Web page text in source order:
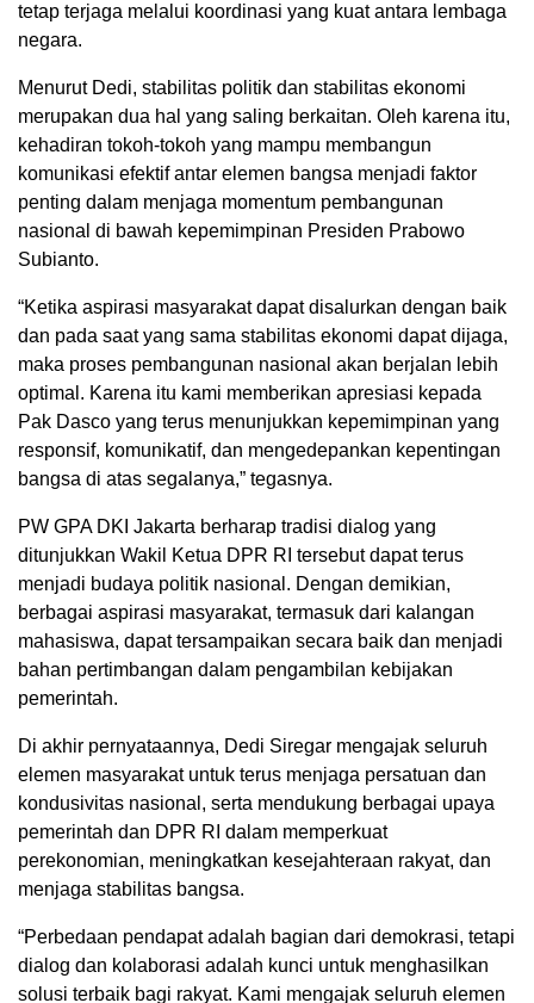
tetap terjaga melalui koordinasi yang kuat antara lembaga
negara.
Menurut Dedi, stabilitas politik dan stabilitas ekonomi
merupakan dua hal yang saling berkaitan. Oleh karena itu,
kehadiran tokoh-tokoh yang mampu membangun
komunikasi efektif antar elemen bangsa menjadi faktor
penting dalam menjaga momentum pembangunan
nasional di bawah kepemimpinan Presiden Prabowo
Subianto.
“Ketika aspirasi masyarakat dapat disalurkan dengan baik
dan pada saat yang sama stabilitas ekonomi dapat dijaga,
maka proses pembangunan nasional akan berjalan lebih
optimal. Karena itu kami memberikan apresiasi kepada
Pak Dasco yang terus menunjukkan kepemimpinan yang
responsif, komunikatif, dan mengedepankan kepentingan
bangsa di atas segalanya,” tegasnya.
PW GPA DKI Jakarta berharap tradisi dialog yang
ditunjukkan Wakil Ketua DPR RI tersebut dapat terus
menjadi budaya politik nasional. Dengan demikian,
berbagai aspirasi masyarakat, termasuk dari kalangan
mahasiswa, dapat tersampaikan secara baik dan menjadi
bahan pertimbangan dalam pengambilan kebijakan
pemerintah.
Di akhir pernyataannya, Dedi Siregar mengajak seluruh
elemen masyarakat untuk terus menjaga persatuan dan
kondusivitas nasional, serta mendukung berbagai upaya
pemerintah dan DPR RI dalam memperkuat
perekonomian, meningkatkan kesejahteraan rakyat, dan
menjaga stabilitas bangsa.
“Perbedaan pendapat adalah bagian dari demokrasi, tetapi
dialog dan kolaborasi adalah kunci untuk menghasilkan
solusi terbaik bagi rakyat. Kami mengajak seluruh elemen